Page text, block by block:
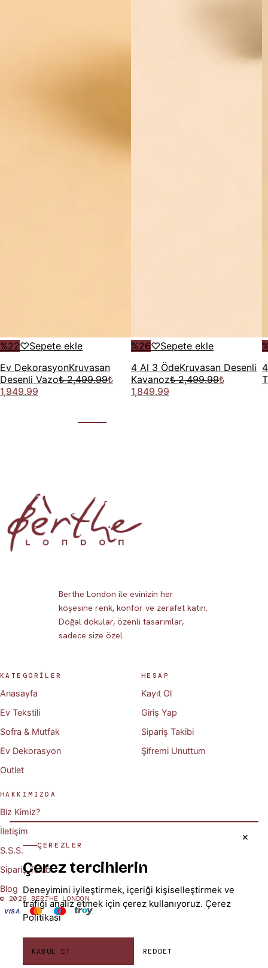
%22♡Sepete ekle
Ev DekorasyonKruvasan
Desenli Vazo₺ 2,499.99₺
1,949.99
%26♡Sepete ekle
4 Al 3 ÖdeKruvasan Desenli
Kavanoz₺ 2,499.99₺
1,849.99
Berthe London ile evinizin her
köşesine renk, konfor ve zerafet katın.
Doğal dokular, özenli tasarımlar,
sadece size özel.
KATEGORİLER
Anasayfa
Ev Tekstili
Sofra & Mutfak
Ev Dekorasyon
Outlet
HESAP
Kayıt Ol
Giriş Yap
Sipariş Takibi
Şifremi Unuttum
HAKKIMIZDA
Biz Kimiz?
İletişim
S.S.S.
Sipariş Takibi
Blog
© 2026 BERTHE LONDON
VISA
✕
ÇEREZLER
Çerez tercihlerin
Deneyimini iyileştirmek, içeriği kişiselleştirmek ve
trafiği analiz etmek için çerez kullanıyoruz. Çerez
Politikası
KABUL ET REDDET